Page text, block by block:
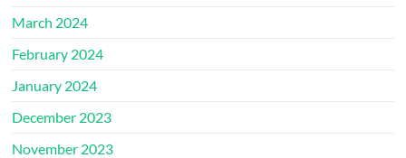
March 2024
February 2024
January 2024
December 2023
November 2023